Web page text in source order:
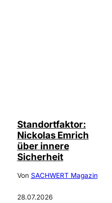
Standortfaktor:
Nickolas Emrich
über innere
Sicherheit
Von SACHWERT Magazin
28.07.2026